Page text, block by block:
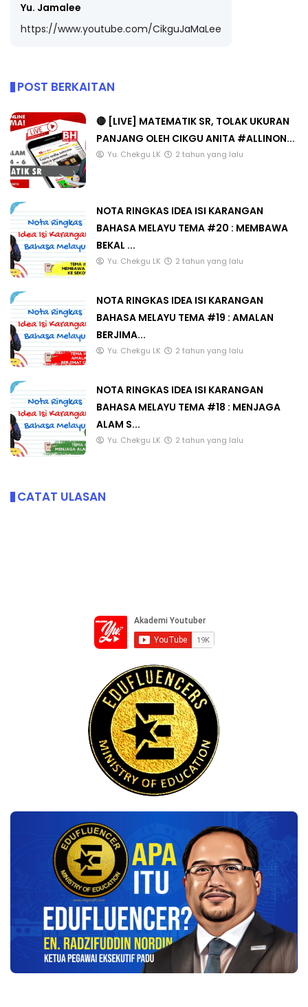
Yu. Jamalee
https://www.youtube.com/CikguJaMaLee
POST BERKAITAN
🔴 [LIVE] MATEMATIK SR, TOLAK UKURAN
PANJANG OLEH CIKGU ANITA #ALLINON...
Yu. Chekgu LK 2 tahun yang lalu
NOTA RINGKAS IDEA ISI KARANGAN
BAHASA MELAYU TEMA #20 : MEMBAWA
BEKAL ...
Yu. Chekgu LK 2 tahun yang lalu
NOTA RINGKAS IDEA ISI KARANGAN
BAHASA MELAYU TEMA #19 : AMALAN
BERJIMA...
Yu. Chekgu LK 2 tahun yang lalu
NOTA RINGKAS IDEA ISI KARANGAN
BAHASA MELAYU TEMA #18 : MENJAGA
ALAM S...
Yu. Chekgu LK 2 tahun yang lalu
CATAT ULASAN